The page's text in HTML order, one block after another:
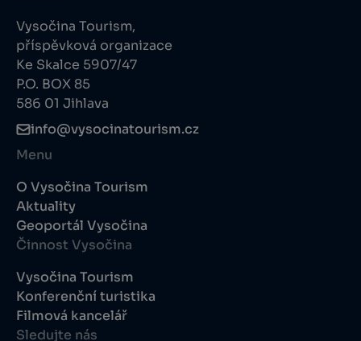
Vysočina Tourism,
příspěvková organizace
Ke Skalce 5907/47
P.O. BOX 85
586 01 Jihlava
info@vysocinatourism.cz
Menu
O Vysočina Tourism
Aktuality
Geoportál Vysočina
Činnost Vysočina
Vysočina Tourism
Konferenční turistika
Filmová kancelář
Sledujte nás